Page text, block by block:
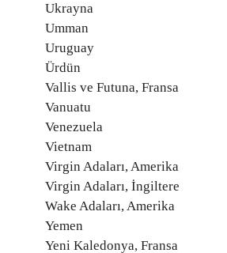
Ukrayna
Umman
Uruguay
Ürdün
Vallis ve Futuna, Fransa
Vanuatu
Venezuela
Vietnam
Virgin Adaları, Amerika
Virgin Adaları, İngiltere
Wake Adaları, Amerika
Yemen
Yeni Kaledonya, Fransa